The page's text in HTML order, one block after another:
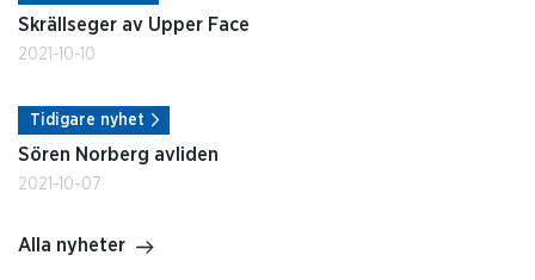
Skrällseger av Upper Face
2021-10-10
Tidigare nyhet
Sören Norberg avliden
2021-10-07
Alla nyheter